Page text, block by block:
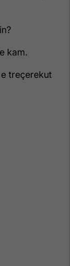
kam.
treçerekut